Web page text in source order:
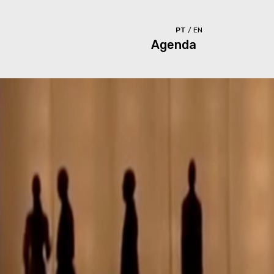
PT / EN
Agenda